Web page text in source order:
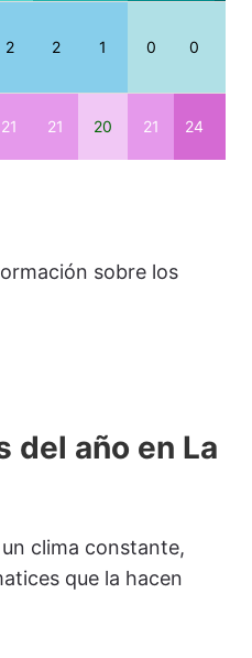
2 2 1 0 0
21 21 20 21 24
sobre los
del año en La
clima constante,
que la hacen